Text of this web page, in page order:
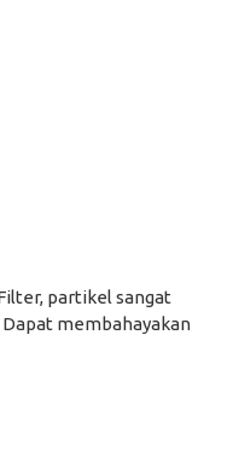
partikel sangat
membahayakan